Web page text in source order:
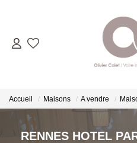
Accueil Maisons A vendre
RENNES HOTEL